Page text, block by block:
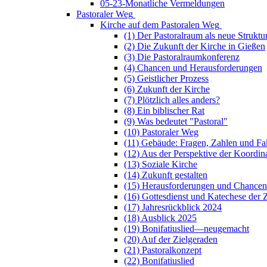
05-23-Monatliche Vermeldungen
Pastoraler Weg
Kirche auf dem Pastoralen Weg
(1) Der Pastoralraum als neue
(2) Die Zukunft der Kirche in Gießen
(3) Die Pastoralraumkonferenz
(4) Chancen und Herausforderungen
(5) Geistlicher Prozess
(6) Zukunft der Kirche
(7) Plötzlich alles anders?
(8) Ein biblischer Rat
(9) Was bedeutet "Pastoral"
(10) Pastoraler Weg
(11) Gebäude: Fragen, Zahlen und
(12) Aus der Perspektive der
(13) Soziale Kirche
(14) Zukunft gestalten
(15) Herausforderungen und Chancen
(16) Gottesdienst und Katechese der
(17) Jahresrückblick 2024
(18) Ausblick 2025
(19) Bonifatiuslied—neugemacht
(20) Auf der Zielgeraden
(21) Pastoralkonzept
(22) Bonifatiuslied